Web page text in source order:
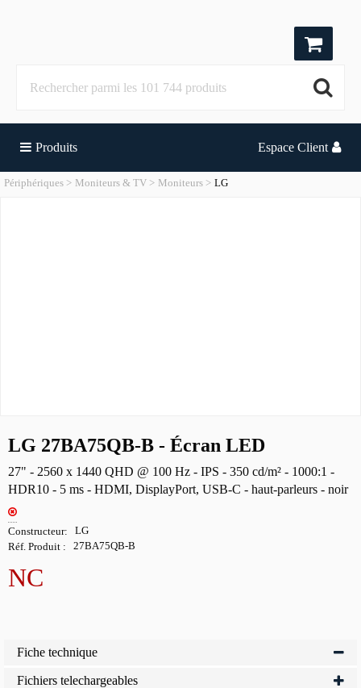
Produits Espace Client
Périphériques Moniteurs & TV Moniteurs LG
LG 27BA75QB-B - Écran LED
27" - 2560 x 1440 QHD @ 100 Hz - IPS - 350 cd/m² - 1000:1 -
HDR10 - 5 ms - HDMI, DisplayPort, USB-C - haut-parleurs - noir
Constructeur LG
Réf. Produit 27BA75QB-B
NC
Fiche technique
Fichiers telechargeables